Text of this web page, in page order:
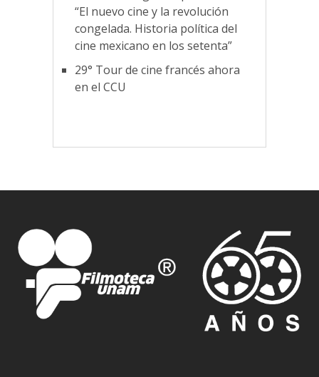
“El nuevo cine y la revolución
congelada. Historia política del
cine mexicano en los setenta”
29° Tour de cine francés ahora
en el CCU